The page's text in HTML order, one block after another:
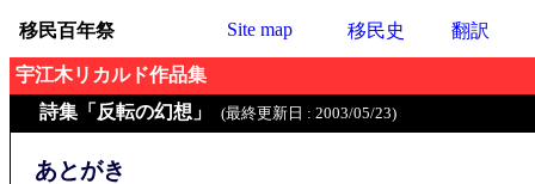
移民百年祭 Site map 移民史 翻訳
宇江木リカルド作品集
詩集「反転の幻想」
(最終更新日 : 2003/05/23)
あとがき